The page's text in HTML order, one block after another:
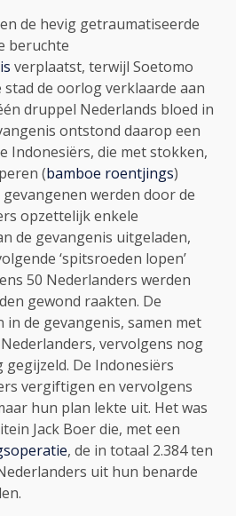
de hevig getraumatiseerde
beruchte
verplaatst, terwijl Soetomo
de oorlog verklaarde aan
druppel Nederlands bloed in
ontstond daarop een
Indonesiërs, die met stokken,
(bamboe roentjings)
werden door de
opzettelijk enkele
de gevangenis uitgeladen,
‘spitsroeden lopen’
50 Nederlanders werden
gewond raakten. De
in de gevangenis, samen met
vervolgens nog
gegijzeld. De Indonesiërs
vergiftigen en vervolgens
hun plan lekte uit. Het was
Jack Boer die, met een
, de in totaal 2.384 ten
uit hun benarde